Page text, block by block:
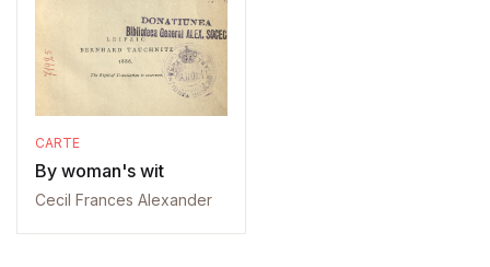
CARTE
By woman's wit
Cecil Frances Alexander